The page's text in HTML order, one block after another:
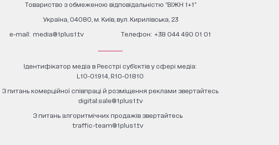
Товариство з обмеженою відповідальністю "ВІЖН 1+1"
Україна, 04080, м. Київ, вул. Кирилівська, 23
е-mail: media@1plus1.tv Телефон: +38 044 490 01 01
Ідентифікатор медіа в Реєстрі суб’єктів у сфері медіа:
L10-01914, R10-01810
З питань комерційної співпраці й розміщення реклами звертайтесь
digital.sale@1plus1.tv
З питань алгоритмічних продажів звертайтесь
traffic-team@1plus1.tv